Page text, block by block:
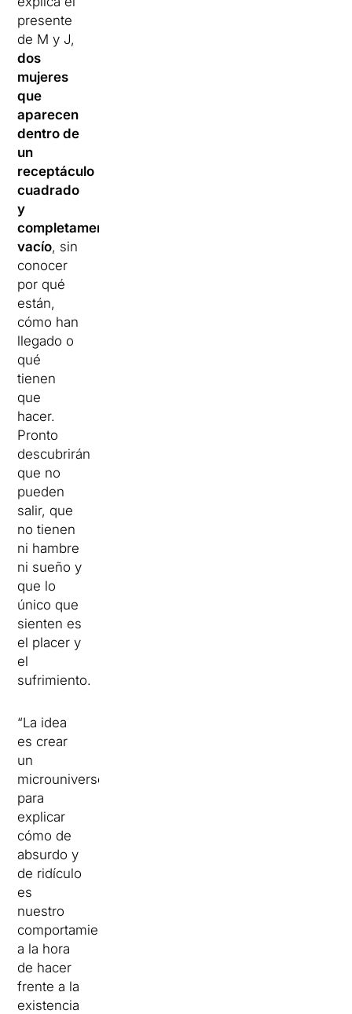
presente
de M y J,
dos
mujeres
que
aparecen
dentro de
un
receptáculo
cuadrado
y
completamente
vacío, sin
conocer
por qué
están,
cómo han
llegado o
qué
tienen
que
hacer.
Pronto
descubrirán
que no
pueden
salir, que
no tienen
ni hambre
ni sueño y
que lo
único que
sienten es
el placer y
el
sufrimiento.
“La idea
es crear
un
microuniverso
para
explicar
cómo de
absurdo y
de ridículo
es
nuestro
comportamiento
a la hora
de hacer
frente a la
existencia